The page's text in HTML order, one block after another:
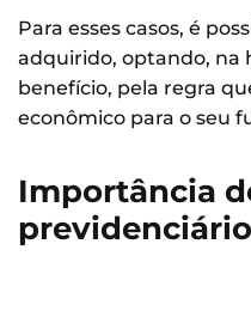
Para esses casos, é
adquirido, optando, na
benefício, pela regra
econômico para o seu
Importância
previdenciário